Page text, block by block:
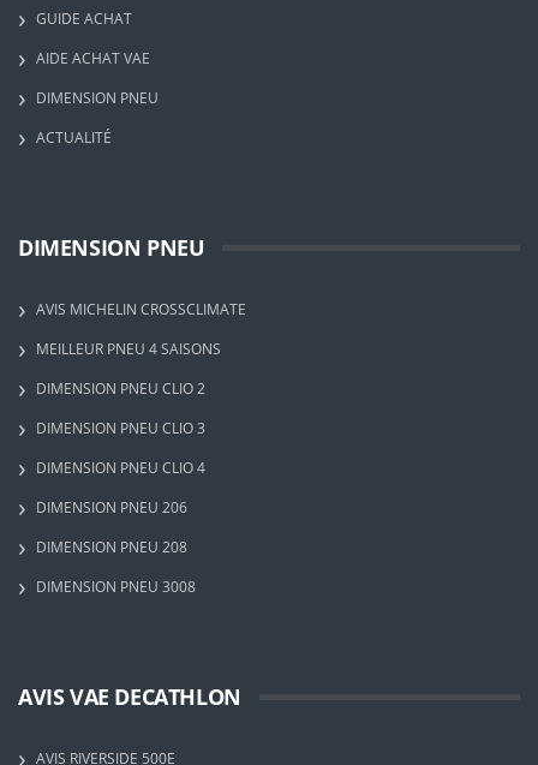
GUIDE ACHAT
AIDE ACHAT VAE
DIMENSION PNEU
ACTUALITÉ
DIMENSION PNEU
AVIS MICHELIN CROSSCLIMATE
MEILLEUR PNEU 4 SAISONS
DIMENSION PNEU CLIO 2
DIMENSION PNEU CLIO 3
DIMENSION PNEU CLIO 4
DIMENSION PNEU 206
DIMENSION PNEU 208
DIMENSION PNEU 3008
AVIS VAE DECATHLON
AVIS RIVERSIDE 500E